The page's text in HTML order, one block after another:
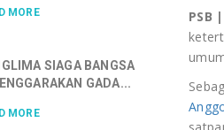
PSB
MORE
SIAGA BANGSA
GADA...
MORE